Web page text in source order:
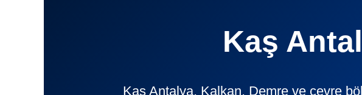
Kaş
Kaş Antalya, Kalkan, Demre ve çevre